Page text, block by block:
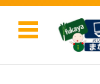
コンテンツに移動